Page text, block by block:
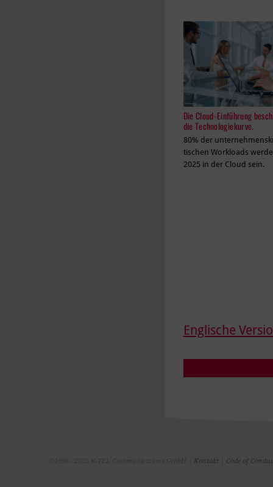
Die Cloud-Einführung
die Technologiekurve.
80% der
tischen Workloads
2025 in der Cloud sein.
Englische
Kontakt Code of